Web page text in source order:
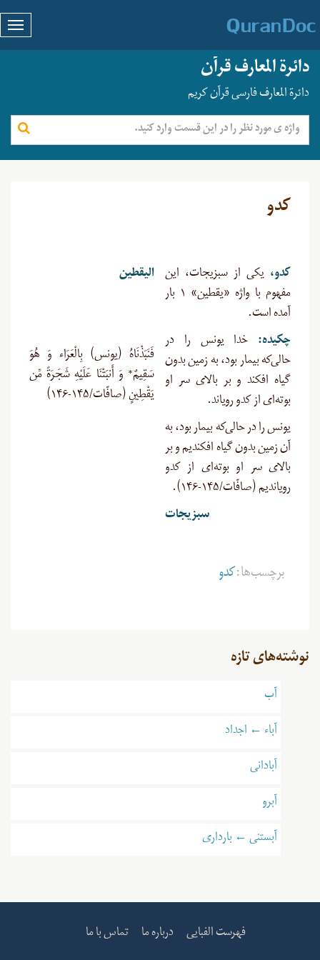
دائرة المعارف قرآن
دائرة المعارف فارسی قرآن کریم
کدو
کدو، یکی از سبزیجات، این
مفهوم با واژه «یقطین» ۱ بار
آمده است.
چکیده: خدا یونس را در
حالی‌که بیمار بود، به زمین بدون
گیاه افکند و بر بالای سر او
بوته‌ای از کدو رویاند.
یونس را در حالی‌که بیمار بود، به
آن زمین بدون گیاه افکندیم و بر
بالای سر او بوته‌ای از کدو
رویاندیم (صافّات/۱۴۵-۱۴۶).
سبزیجات
الیقطین
فَنَبَذْنَاهُ (یونس) بِالْعَرَاء وَ هُوَ
سَقِيمٌ* وَ أَنبَتْنَا عَلَيْهِ شَجَرَةً مِّن
يَقْطِينٍ (صافّات/۱۴۵-۱۴۶)
برچسب‌ها: کدو
نوشته‌های تازه
آب
آباء ← اجداد
آبادانی
آبرو
آبستنی ← بارداری
فهرست الفبایی درباره ما تماس با ما